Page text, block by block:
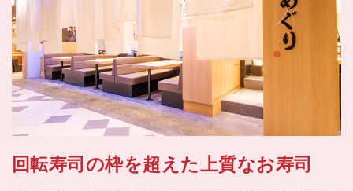
回転寿司の枠を超えた上質なお寿司